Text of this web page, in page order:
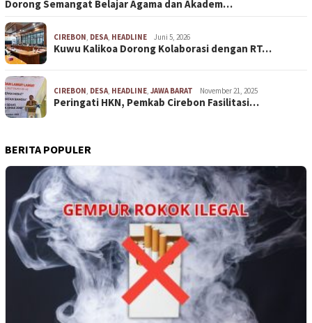
Dorong Semangat Belajar Agama dan Akadem…
CIREBON, DESA, HEADLINE Juni 5, 2026
Kuwu Kalikoa Dorong Kolaborasi dengan RT…
CIREBON, DESA, HEADLINE, JAWA BARAT November 21, 2025
Peringati HKN, Pemkab Cirebon Fasilitasi…
BERITA POPULER